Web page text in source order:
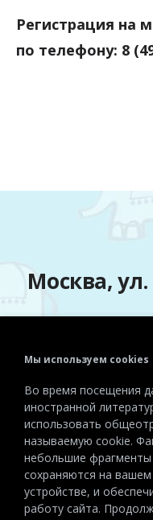
Регистрация на
по телефону: 8
Москва,
Эл. почта:
Мы используем cookies
Во время посещения
иностранной литературы (сервисы libfl.ru)
использовать
называемую cookie. Файлы cookie представляют собой
небольшие
сохраняются на вашем компьютере или мобильном
устройстве, и
работу сайта. Продолжая просматривать данный сайт,